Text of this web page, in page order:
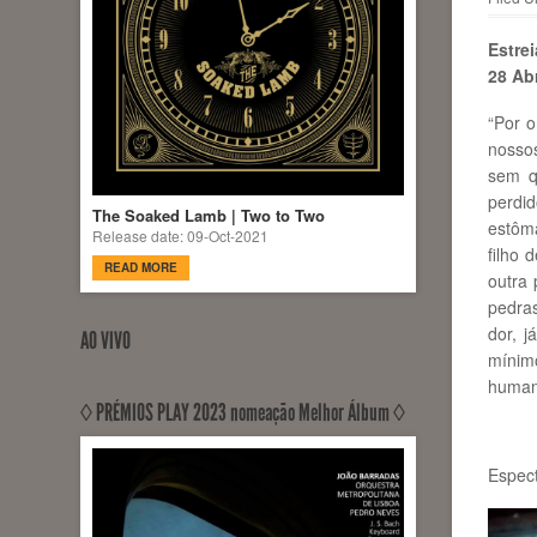
The Soaked Lamb | Two to Two
Release date: 09-Oct-2021
READ MORE
AO VIVO
◊ PRÉMIOS PLAY 2023 nomeação Melhor Álbum ◊
28
“Por
sem
filho
outra
dor,